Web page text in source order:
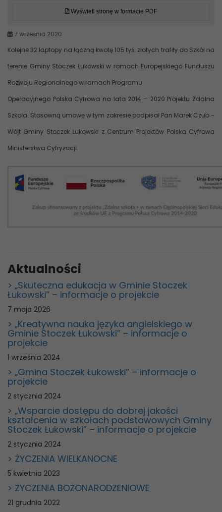
Wyświetl stronę w formacie PDF
7 września 2020
Kolejne 32 laptopy na łączną kwotę 105 tyś. złotych trafiły do Szkół na
terenie Gminy Stoczek Łukowski w ramach Europejskiego Funduszu
Rozwoju Regionalnego w ramach Programu
Operacyjnego Polska Cyfrowa na lata 2014 – 2020 Projektu Zdalna
Szkoła. Stosowną umowę w tym zakresie podpisał Pan Marek Czub –
Wójt Gminy Stoczek Łukowski z Centrum Projektów Polska Cyfrowa
Ministerstwa Cyfryzacji.
Aktualności
> „Skuteczna edukacja w Gminie Stoczek
Łukowski” – informacje o projekcie
7 maja 2026
> „Kreatywna nauka języka angielskiego w
Gminie Stoczek Łukowski” – informacje o
projekcie
1 września 2024
> „Gmina Stoczek Łukowski” – informacje o
projekcie
2 stycznia 2024
> „Wsparcie dostępu do dobrej jakości
kształcenia w szkołach podstawowych Gminy
Stoczek Łukowski” – informacje o projekcie
2 stycznia 2024
> ŻYCZENIA WIELKANOCNE
5 kwietnia 2023
> ŻYCZENIA BOŻONARODZENIOWE
21 grudnia 2022